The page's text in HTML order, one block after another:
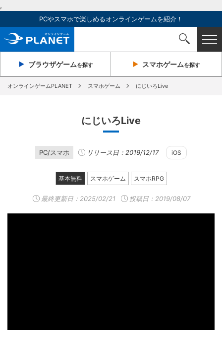
,
PCやスマホで楽しめるオンラインゲームを紹介！
ブラウザゲームを探す スマホゲームを探す
オンラインゲームPLANET スマホゲーム にじいろLive
にじいろLive
PC/スマホ リリース日：2019/12/17 iOS
基本無料 スマホゲーム スマホRPG
最終更新日： 2025/02/21 投稿日：2019/08/07